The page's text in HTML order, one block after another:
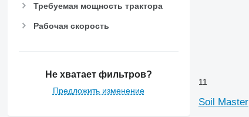
Требуемая мощность трактора
Рабочая скорость
Не хватает фильтров?
Предложить изменение
11
Soil Master